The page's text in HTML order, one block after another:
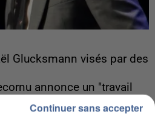
Glucksmann visés par des
annonce un "travail
à la rentrée.
Continuer sans accepter